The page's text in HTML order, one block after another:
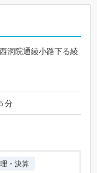
洞院通綾小路下る綾
分
・決算